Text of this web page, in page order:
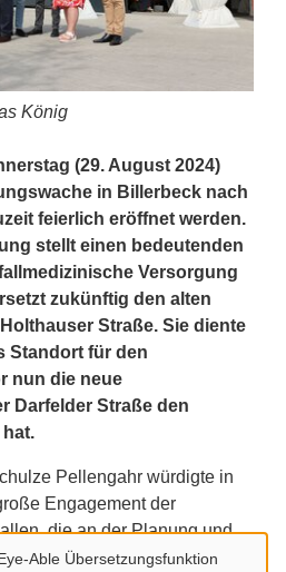
Able Übersetzungsfunktion
König
(29. August 2024)
in Billerbeck nach
feierlich eröffnet werden.
stellt einen bedeutenden
Versorgung
zukünftig den alten
Straße. Sie diente
Standort für den
nun die neue
Darfelder Straße den
Pellengahr würdigte in
Engagement der
die an der Planung und
beteiligt waren, für